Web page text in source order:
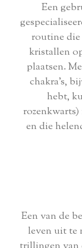
Een
routine die
kristallen
plaatsen.
chakra's,
hebt,
en die
Een van de
leven uit te